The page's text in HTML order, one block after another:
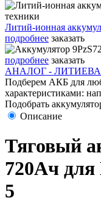
Литий-ионная
подробнее заказать
подробнее заказать
АНАЛОГ -
Подберем АКБ для
характеристиками:
Подобрать
Описание
Тяговый
720Ач
5